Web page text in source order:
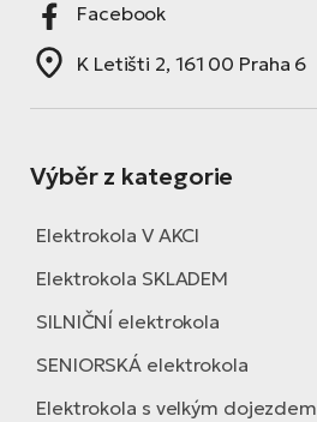
Facebook
K Letišti 2, 161 00 Praha 6
Výběr z kategorie
Elektrokola V AKCI
Elektrokola SKLADEM
SILNIČNÍ elektrokola
SENIORSKÁ elektrokola
Elektrokola s velkým dojezdem